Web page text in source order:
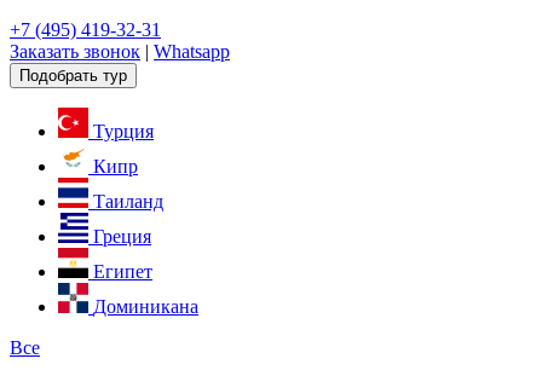
+7 (495) 419-32-31
Заказать звонок | Whatsapp
Подобрать тур
Турция
Кипр
Таиланд
Греция
Египет
Доминикана
Все